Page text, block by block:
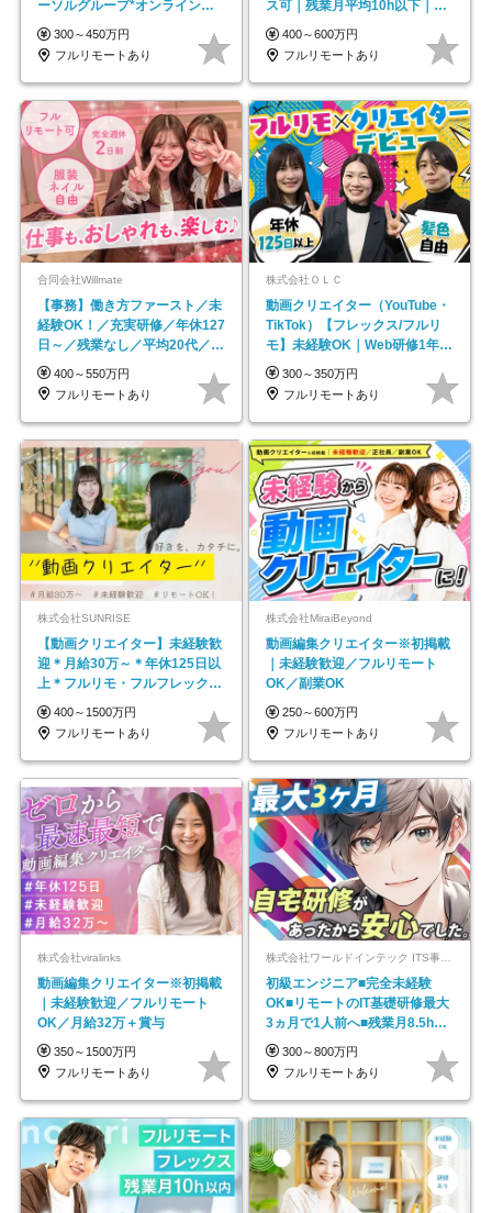
ーソルグループ*オンライン面
接*30～40代活躍中
300～450万円
フルリモートあり
ス可｜残業月平均10h以下｜事
業立ち上げメンバー
400～600万円
フルリモートあり
合同会社Willmate
【事務】働き方ファースト／未
経験OK！／充実研修／年休127
日～／残業なし／平均20代／リ
モートOK
400～550万円
フルリモートあり
株式会社ＯＬＣ
動画クリエイター（YouTube・
TikTok）【フレックス/フルリ
モ】未経験OK｜Web研修1年間
｜副業OK
300～350万円
フルリモートあり
株式会社SUNRISE
【動画クリエイター】未経験歓
迎＊月給30万～＊年休125日以
上＊フルリモ・フルフレックス
◆10名の採用が決定◆
400～1500万円
フルリモートあり
株式会社MiraiBeyond
動画編集クリエイター※初掲載
｜未経験歓迎／フルリモート
OK／副業OK
250～600万円
フルリモートあり
株式会社viralinks
動画編集クリエイター※初掲載
｜未経験歓迎／フルリモート
OK／月給32万＋賞与
350～1500万円
フルリモートあり
株式会社ワールドインテック ITS事業部【東証プライム上場グループ】
初級エンジニア■完全未経験
OK■リモートのIT基礎研修最大
3ヵ月で1人前へ■残業月8.5h■
安定基盤/STR
300～800万円
フルリモートあり